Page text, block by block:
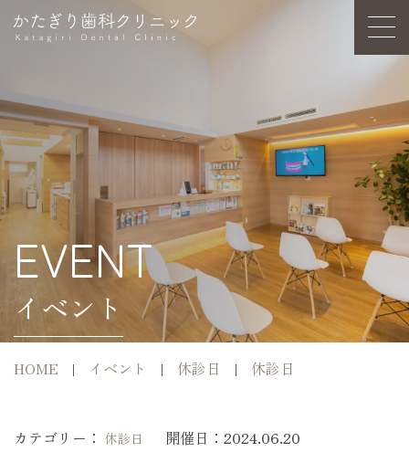
EVENT
イベント
HOME イベント 休診日 休診日
カテゴリー： 休診日 開催日： 2024.06.20